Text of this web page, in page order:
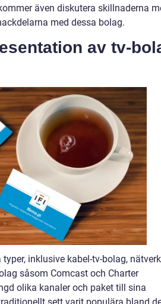
även diskutera skillnaderna
med dessa bolag.
av tv-
inklusive kabel-tv-bolag,
såsom Comcast och Charter
olika kanaler och paket till sina